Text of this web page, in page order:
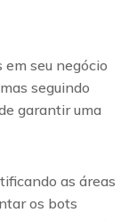
seu negócio
seguindo
garantir uma
as áreas
os bots